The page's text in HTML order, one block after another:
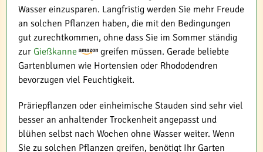
Wasser einzusparen. Langfristig werden Sie mehr Freude
an solchen Pflanzen haben, die mit den Bedingungen
gut zurechtkommen, ohne dass Sie im Sommer ständig
zur Gießkanne
greifen müssen. Gerade beliebte
Gartenblumen wie Hortensien oder Rhododendren
bevorzugen viel Feuchtigkeit.
Präriepflanzen oder einheimische Stauden sind sehr viel
besser an anhaltender Trockenheit angepasst und
blühen selbst nach Wochen ohne Wasser weiter. Wenn
Sie zu solchen Pflanzen greifen, benötigt Ihr Garten